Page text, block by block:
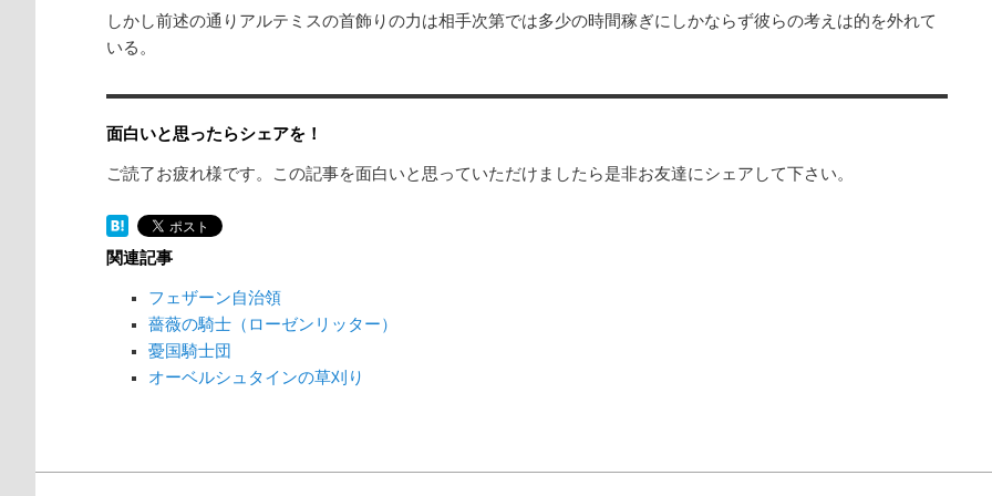
しかし前述の通りアルテミスの首飾りの力は相手次第では多少の時間稼ぎにしかならず彼らの考えは的を外れて
いる。
面白いと思ったらシェアを！
ご読了お疲れ様です。この記事を面白いと思っていただけましたら是非お友達にシェアして下さい。
関連記事
フェザーン自治領
薔薇の騎士（ローゼンリッター）
憂国騎士団
オーベルシュタインの草刈り